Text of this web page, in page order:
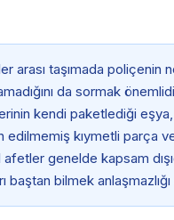
arası taşımada poliçenin
da sormak
kendi paketlediği eşya,
edilmemiş kıymetli parça
genelde kapsam
baştan bilmek